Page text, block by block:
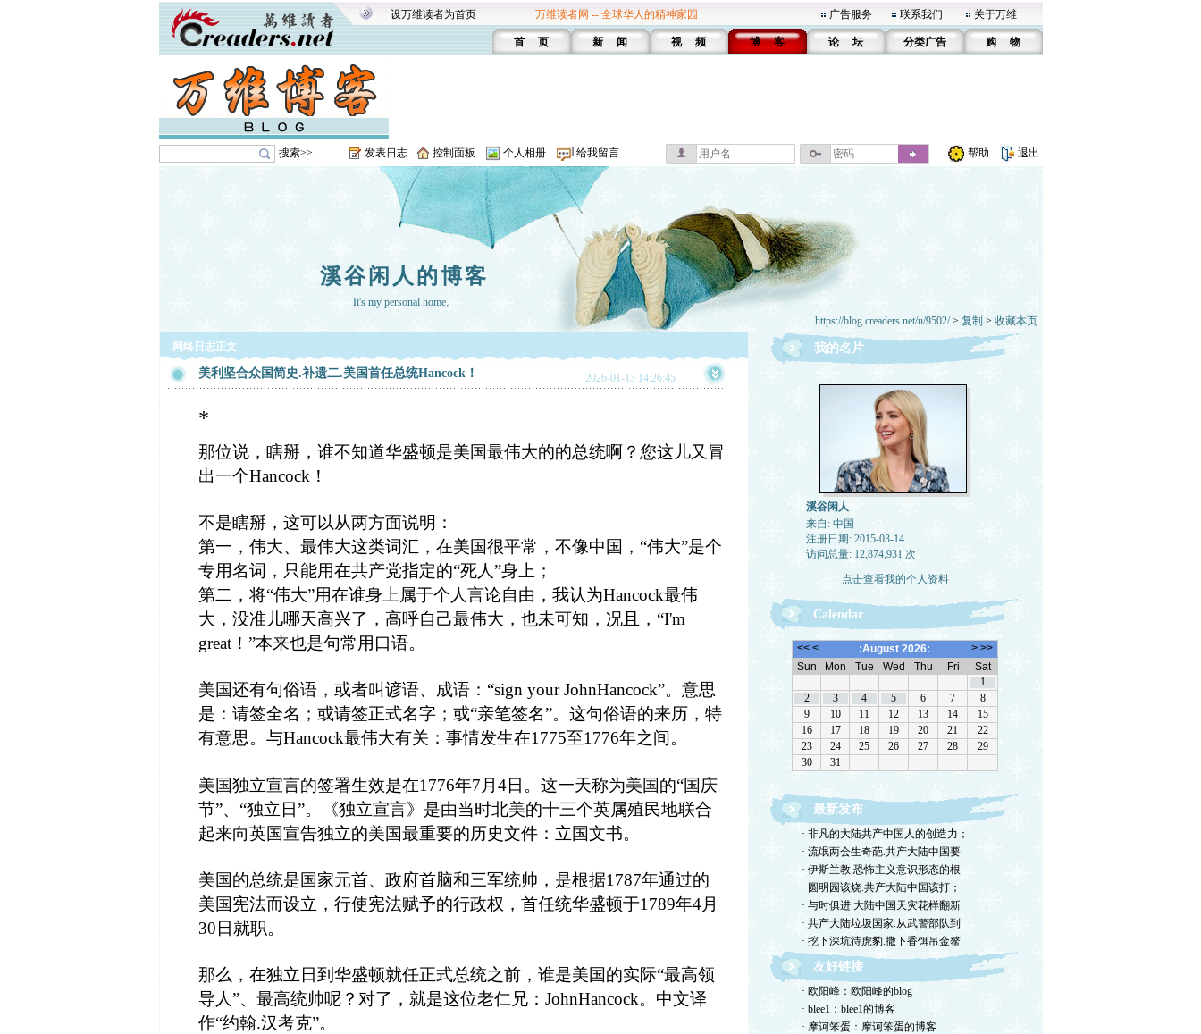
设万维读者为首页 万维读者网 -- 全球华人的精神家园 广告服务 联系我们 关于万维
首 页 新 闻 视 频 博 客 论 坛 分类广告 购 物
搜索>> 发表日志 控制面板 个人相册 给我留言 帮助 退出
溪谷闲人的博客
It's my personal home。
https://blog.creaders.net/u/9502/> 复制 > 收藏本页
网络日志正文
美利坚合众国简史.补遗二.美国首任总统Hancock！ 2026-01-13 14:26:45
*
那位说，瞎掰，谁不知道华盛顿是美国最伟大的的总统啊？您这儿又冒
出一个Hancock！
不是瞎掰，这可以从两方面说明：
第一，伟大、最伟大这类词汇，在美国很平常，不像中国，“伟大”是个
专用名词，只能用在共产党指定的“死人”身上；
第二，将“伟大”用在谁身上属于个人言论自由，我认为Hancock最伟
大，没准儿哪天高兴了，高呼自己最伟大，也未可知，况且，“I'm
great！”本来也是句常用口语。
美国还有句俗语，或者叫谚语、成语：“sign your JohnHancock”。意思
是：请签全名；或请签正式名字；或“亲笔签名”。这句俗语的来历，特
有意思。与Hancock最伟大有关：事情发生在1775至1776年之间。
美国独立宣言的签署生效是在1776年7月4日。这一天称为美国的“国庆
节”、“独立日”。《独立宣言》是由当时北美的十三个英属殖民地联合
起来向英国宣告独立的美国最重要的历史文件：立国文书。
美国的总统是国家元首、政府首脑和三军统帅，是根据1787年通过的
美国宪法而设立，行使宪法赋予的行政权，首任统华盛顿于1789年4月
30日就职。
那么，在独立日到华盛顿就任正式总统之前，谁是美国的实际“最高领
导人”、最高统帅呢？对了，就是这位老仁兄：JohnHancock。中文译
作“约翰.汉考克”。
我的名片
溪谷闲人
来自: 中国
注册日期: 2015-03-14
访问总量: 12,874,931 次
点击查看我的个人资料
Calendar
最新发布
· 非凡的大陆共产中国人的创造力；
· 流氓两会生奇葩.共产大陆中国要
· 伊斯兰教.恐怖主义意识形态的根
· 圆明园该烧.共产大陆中国该打；
· 与时俱进.大陆中国天灾花样翻新
· 共产大陆垃圾国家.从武警部队到
· 挖下深坑待虎豹.撒下香饵吊金鳌
友好链接
· 欧阳峰：欧阳峰的blog
· blee1：blee1的博客
· 摩诃笨蛋：摩诃笨蛋的博客